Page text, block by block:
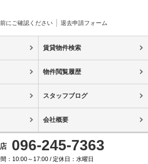
にご確認ください 退去申請フォーム
賃貸物件検索
物件閲覧履歴
スタッフブログ
会社概要
096-245-7363
：10:00～17:00 / 定休日：水曜日